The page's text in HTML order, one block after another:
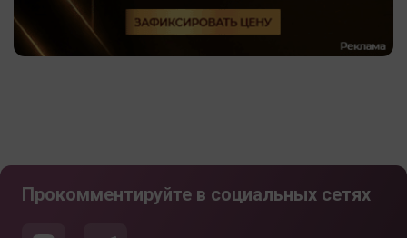
Прокомментируйте в социальных сетях